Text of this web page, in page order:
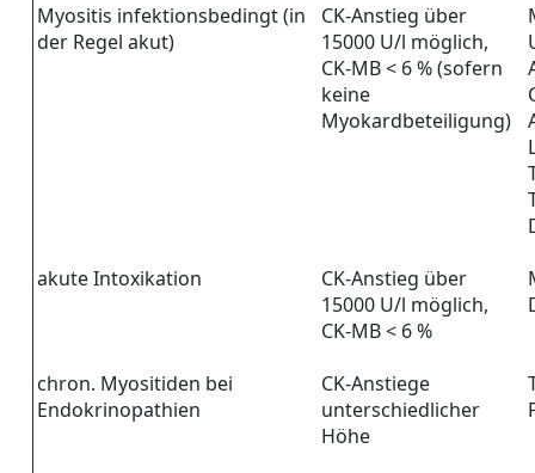
Myositis infektionsbedingt (in
der Regel akut)
CK-Anstieg über
15000 U/l möglich,
CK-MB < 6 % (sofern
keine
Myokardbeteiligung)
akute Intoxikation
CK-Anstieg über
15000 U/l möglich,
CK-MB < 6 %
chron. Myositiden bei
Endokrinopathien
CK-Anstiege
unterschiedlicher
Höhe